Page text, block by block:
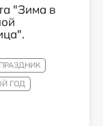
"Зима в
ПРАЗДНИК
ГОД